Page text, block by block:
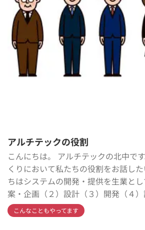
アルチテックの役割
こんにちは。 アルチテックの北中で
くりにおいて私たちの役割をお話し
ちはシステムの開発・提供を生業と
案・企画（２）設計（３）開発（４）
こんなこともやってます